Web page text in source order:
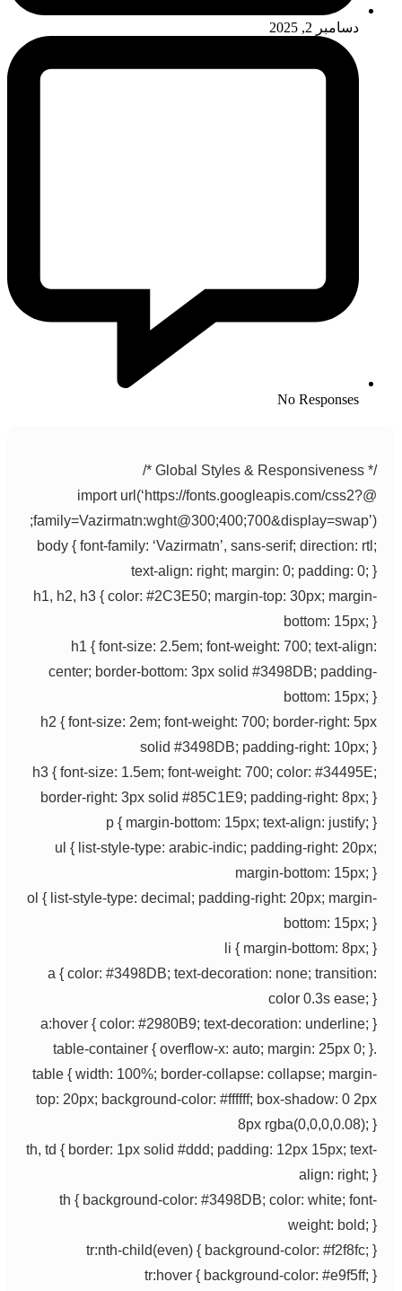
دسامبر 2, 2025
No Responses
/* Global Styles & Responsiveness */
@import url(‘https://fonts.googleapis.com/css2?
family=Vazirmatn:wght@300;400;700&display=swap’);
body { font-family: ‘Vazirmatn’, sans-serif; direction: rtl;
text-align: right; margin: 0; padding: 0; }
h1, h2, h3 { color: #2C3E50; margin-top: 30px; margin-
bottom: 15px; }
h1 { font-size: 2.5em; font-weight: 700; text-align:
center; border-bottom: 3px solid #3498DB; padding-
bottom: 15px; }
h2 { font-size: 2em; font-weight: 700; border-right: 5px
solid #3498DB; padding-right: 10px; }
h3 { font-size: 1.5em; font-weight: 700; color: #34495E;
border-right: 3px solid #85C1E9; padding-right: 8px; }
p { margin-bottom: 15px; text-align: justify; }
ul { list-style-type: arabic-indic; padding-right: 20px;
margin-bottom: 15px; }
ol { list-style-type: decimal; padding-right: 20px; margin-
bottom: 15px; }
li { margin-bottom: 8px; }
a { color: #3498DB; text-decoration: none; transition:
color 0.3s ease; }
a:hover { color: #2980B9; text-decoration: underline; }
.table-container { overflow-x: auto; margin: 25px 0; }
table { width: 100%; border-collapse: collapse; margin-
top: 20px; background-color: #ffffff; box-shadow: 0 2px
8px rgba(0,0,0,0.08); }
th, td { border: 1px solid #ddd; padding: 12px 15px; text-
align: right; }
th { background-color: #3498DB; color: white; font-
weight: bold; }
tr:nth-child(even) { background-color: #f2f8fc; }
tr:hover { background-color: #e9f5ff; }